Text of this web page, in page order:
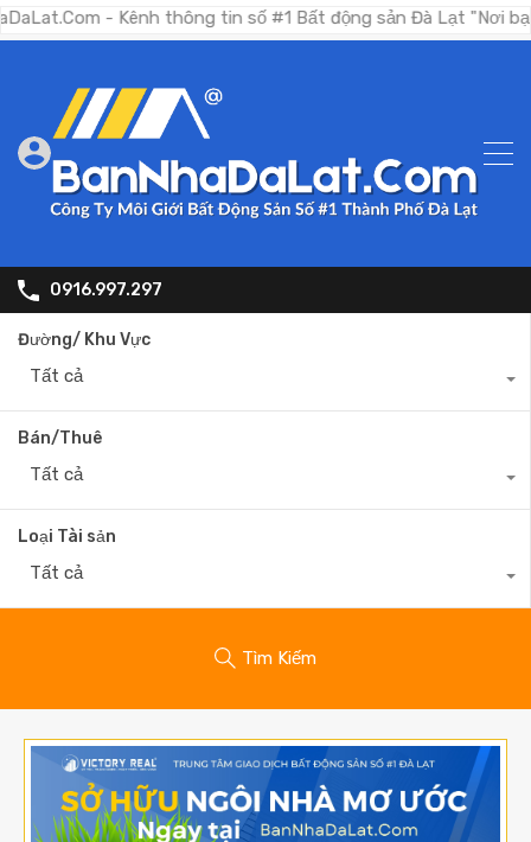
- Kênh thông tin số #1 Bất động sản Đà Lạt "Nơi bạn tìm
0916.997.297
Đường/ Khu Vực
Tất cả
Bán/Thuê
Tất cả
Loại Tài sản
Tất cả
Tìm Kiếm